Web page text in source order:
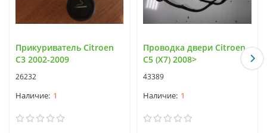
Прикуриватель Citroen
C3 2002-2009
26232
1
Проводка двери Citroen
C5 (X7) 2008>
43389
1